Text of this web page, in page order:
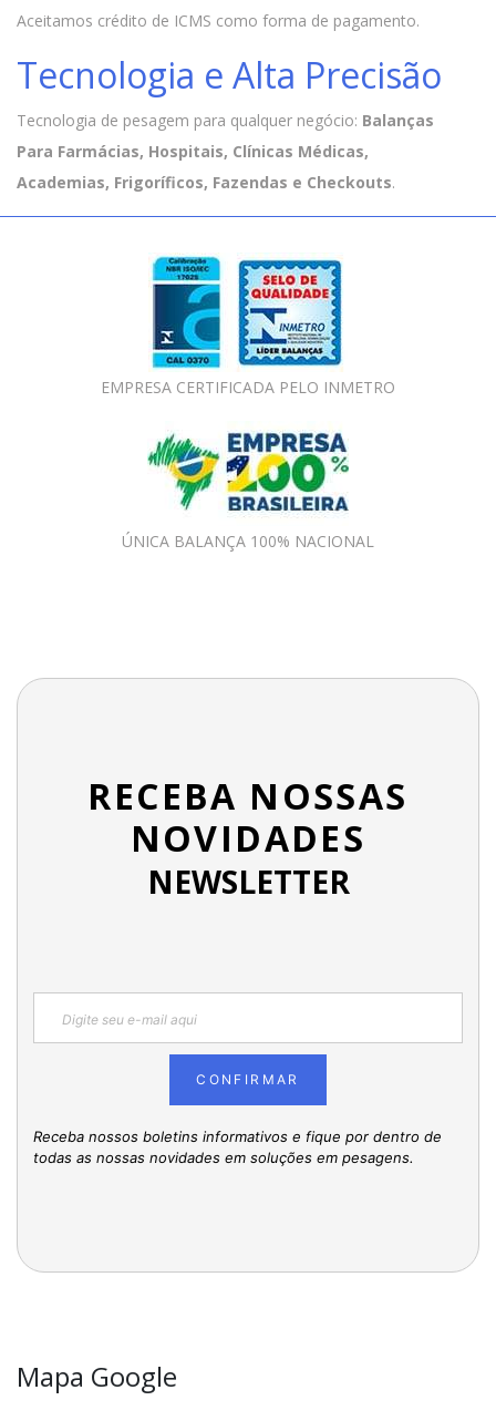
Aceitamos crédito de ICMS como forma de pagamento.
Tecnologia e Alta Precisão
Tecnologia de pesagem para qualquer negócio: Balanças
Para Farmácias, Hospitais, Clínicas Médicas,
Academias, Frigoríficos, Fazendas e Checkouts.
EMPRESA CERTIFICADA PELO INMETRO
ÚNICA BALANÇA 100% NACIONAL
RECEBA NOSSAS
NOVIDADES
NEWSLETTER
CONFIRMAR
Receba nossos boletins informativos e fique por dentro de
todas as nossas novidades em soluções em pesagens.
Mapa Google